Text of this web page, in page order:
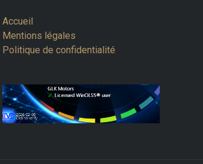
Accueil
Mentions légales
Politique de confidentialité